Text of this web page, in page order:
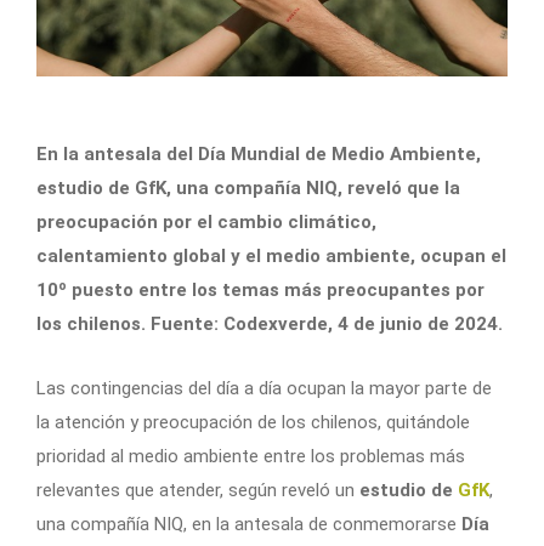
En la antesala del Día Mundial de Medio Ambiente,
estudio de GfK, una compañía NIQ, reveló que la
preocupación por el cambio climático,
calentamiento global y el medio ambiente, ocupan el
10º puesto entre los temas más preocupantes por
los chilenos. Fuente: Codexverde, 4 de junio de 2024.
Las contingencias del día a día ocupan la mayor parte de
la atención y preocupación de los chilenos, quitándole
prioridad al medio ambiente entre los problemas más
relevantes que atender, según reveló un estudio de GfK,
una compañía NIQ, en la antesala de conmemorarse Día